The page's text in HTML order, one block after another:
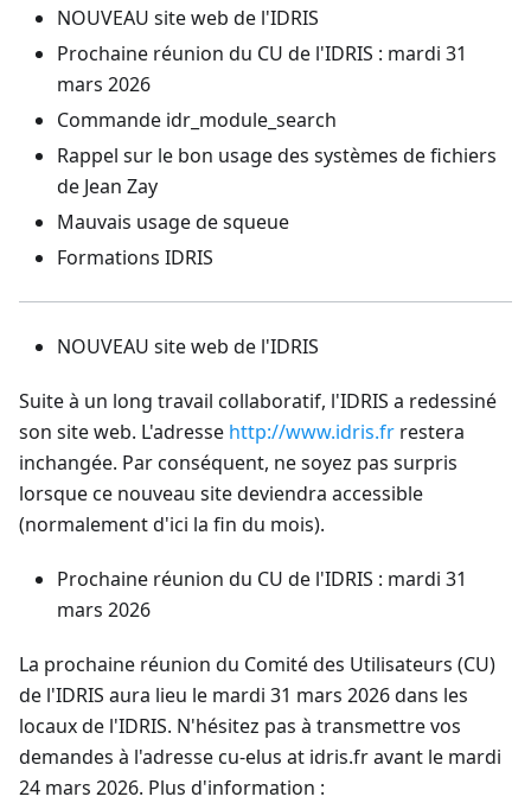
NOUVEAU site web de l'IDRIS
Prochaine réunion du CU de l'IDRIS : mardi 31
mars 2026
Commande idr_module_search
Rappel sur le bon usage des systèmes de fichiers
de Jean Zay
Mauvais usage de squeue
Formations IDRIS
NOUVEAU site web de l'IDRIS
Suite à un long travail collaboratif, l'IDRIS a redessiné
son site web. L'adresse http://www.idris.fr restera
inchangée. Par conséquent, ne soyez pas surpris
lorsque ce nouveau site deviendra accessible
(normalement d'ici la fin du mois).
Prochaine réunion du CU de l'IDRIS : mardi 31
mars 2026
La prochaine réunion du Comité des Utilisateurs (CU)
de l'IDRIS aura lieu le mardi 31 mars 2026 dans les
locaux de l'IDRIS. N'hésitez pas à transmettre vos
demandes à l'adresse cu-elus at idris.fr avant le mardi
24 mars 2026. Plus d'information :